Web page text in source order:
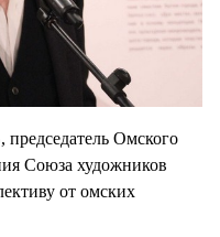
Омского
Союза художников
от омских